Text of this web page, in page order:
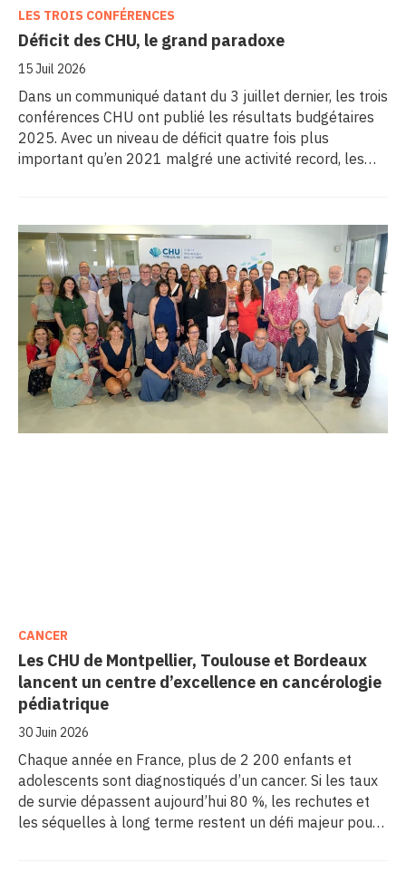
Déficit des CHU, le grand paradoxe
15 Juil 2026
LES TROIS CONFÉRENCES
Dans un communiqué datant du 3 juillet dernier, les trois
conférences CHU ont publié les résultats budgétaires
2025. Avec un niveau de déficit quatre fois plus
important qu’en 2021 malgré une activité record, les
Les CHU de Montpellier, Toulouse et Bordeaux
lancent un centre d’excellence en cancérologie
pédiatrique
30 Juin 2026
CANCER
Chaque année en France, plus de 2 200 enfants et
adolescents sont diagnostiqués d’un cancer. Si les taux
de survie dépassent aujourd’hui 80 %, les rechutes et
les séquelles à long terme restent un défi majeur pour